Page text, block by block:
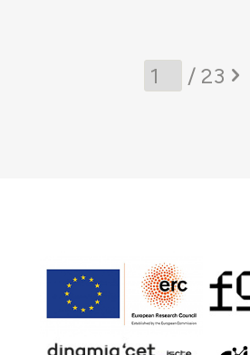
/ 23